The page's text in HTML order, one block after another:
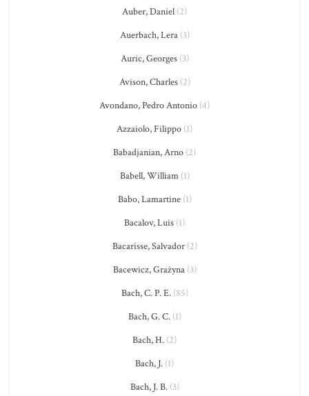
Auber, Daniel (2)
Auerbach, Lera(3)
Auric, Georges(3)
Avison, Charles(2)
Avondano, Pedro Antonio (4)
Azzaiolo, Filippo (1)
Babadjanian, Arno (2)
Babell, William(1)
Babo, Lamartine(1)
Bacalov, Luis (1)
Bacarisse, Salvador(2)
Bacewicz, Grażyna(3)
Bach, C. P. E.(85)
Bach, G. C.(1)
Bach, H. (2)
Bach, J. (1)
Bach, J. B.(3)